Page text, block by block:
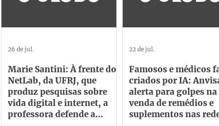
Marie Santini: À frente do
NetLab, da UFRJ, que
produz pesquisas sobre
vida digital e internet, a
professora defende a
26 de jul.
Famosos e médicos
criados por IA:
alerta para golpes na
venda de remédios e
suplementos nas
22 de jul.